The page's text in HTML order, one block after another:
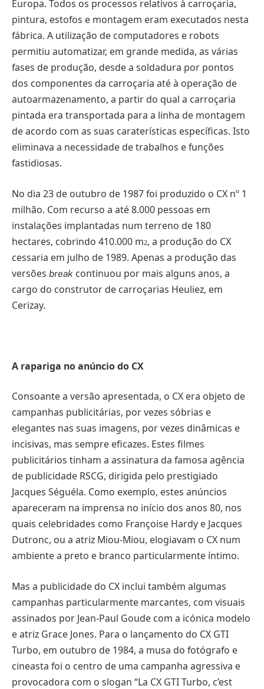
Europa. Todos os processos relativos à carroçaria,
pintura, estofos e montagem eram executados nesta
fábrica. A utilização de computadores e robots
permitiu automatizar, em grande medida, as várias
fases de produção, desde a soldadura por pontos
dos componentes da carroçaria até à operação de
autoarmazenamento, a partir do qual a carroçaria
pintada era transportada para a linha de montagem
de acordo com as suas caraterísticas específicas. Isto
eliminava a necessidade de trabalhos e funções
fastidiosas.
No dia 23 de outubro de 1987 foi produzido o CX nº 1
milhão. Com recurso a até 8.000 pessoas em
instalações implantadas num terreno de 180
hectares, cobrindo 410.000 m2, a produção do CX
cessaria em julho de 1989. Apenas a produção das
versões break continuou por mais alguns anos, a
cargo do construtor de carroçarias Heuliez, em
Cerizay.
A rapariga no anúncio do CX
Consoante a versão apresentada, o CX era objeto de
campanhas publicitárias, por vezes sóbrias e
elegantes nas suas imagens, por vezes dinâmicas e
incisivas, mas sempre eficazes. Estes filmes
publicitários tinham a assinatura da famosa agência
de publicidade RSCG, dirigida pelo prestigiado
Jacques Séguéla. Como exemplo, estes anúncios
apareceram na imprensa no início dos anos 80, nos
quais celebridades como Françoise Hardy e Jacques
Dutronc, ou a atriz Miou-Miou, elogiavam o CX num
ambiente a preto e branco particularmente íntimo.
Mas a publicidade do CX inclui também algumas
campanhas particularmente marcantes, com visuais
assinados por Jean-Paul Goude com a icónica modelo
e atriz Grace Jones. Para o lançamento do CX GTI
Turbo, em outubro de 1984, a musa do fotógrafo e
cineasta foi o centro de uma campanha agressiva e
provocadora com o slogan “La CX GTI Turbo, c’est